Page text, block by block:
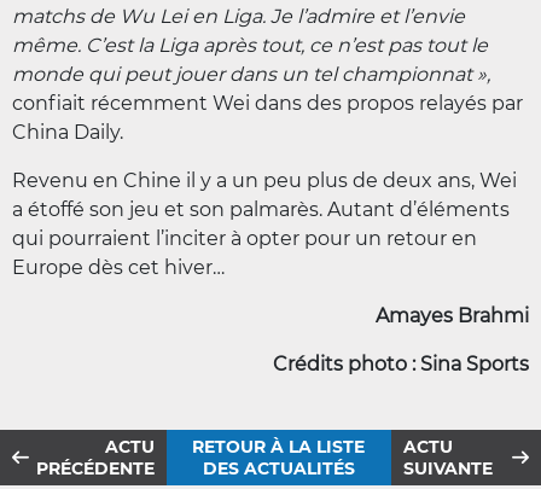
matchs de Wu Lei en Liga. Je l’admire et l’envie
même. C’est la Liga après tout, ce n’est pas tout le
monde qui peut jouer dans un tel championnat »,
confiait récemment Wei dans des propos relayés par
China Daily.
Revenu en Chine il y a un peu plus de deux ans, Wei
a étoffé son jeu et son palmarès. Autant d’éléments
qui pourraient l’inciter à opter pour un retour en
Europe dès cet hiver…
Amayes Brahmi
Crédits photo : Sina Sports
ACTU
PRÉCÉDENTE
RETOUR À LA LISTE
DES ACTUALITÉS
ACTU
SUIVANTE